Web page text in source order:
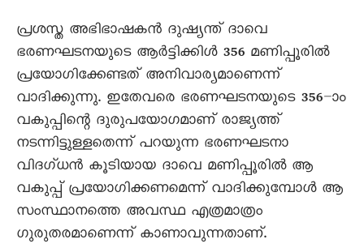
പ്രശസ്ത അഭിഭാഷകൻ ദുഷ്യന്ത് ദാവെ
ഭരണഘടനയുടെ ആർട്ടിക്കിൾ 356 മണിപ്പൂരിൽ
പ്രയോഗിക്കേണ്ടത് അനിവാര്യമാണെന്ന്
വാദിക്കുന്നു. ഇതേവരെ ഭരണഘടനയുടെ 356–ാം
വകുപ്പിന്റെ ദുരുപയോഗമാണ് രാജ്യത്ത്
നടന്നിട്ടുള്ളതെന്ന് പറയുന്ന ഭരണഘടനാ
വിദഗ്ധൻ കൂടിയായ ദാവെ മണിപ്പൂരിൽ ആ
വകുപ്പ് പ്രയോഗിക്കണമെന്ന് വാദിക്കുമ്പോൾ ആ
സംസ്ഥാനത്തെ അവസ്ഥ എത്രമാത്രം
ഗുരുതരമാണെന്ന് കാണാവുന്നതാണ്.